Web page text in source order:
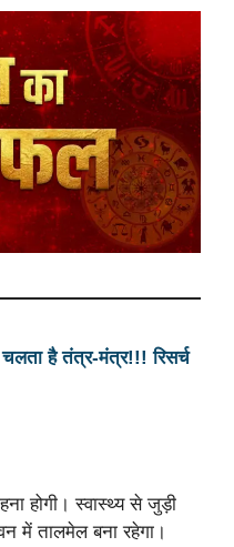
चलता है तंत्र-मंत्र!!! रिसर्च
होगी। स्वास्थ्य से जुड़ी
में तालमेल बना रहेगा।